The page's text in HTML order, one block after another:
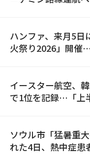
ハンファ、来月5日
火祭り2026」開催
イースター航空、
で1位を記録…「上
ソウル市「猛暑重
れた4日、熱中症患